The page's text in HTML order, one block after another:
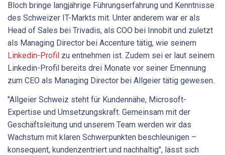
Bloch bringe langjährige Führungserfahrung und Kenntnisse
des Schweizer IT-Markts mit. Unter anderem war er als
Head of Sales bei Trivadis, als COO bei Innobit und zuletzt
als Managing Director bei Accenture tätig, wie seinem
Linkedin-Profil zu entnehmen ist. Zudem sei er laut seinem
Linkedin-Profil bereits drei Monate vor seiner Ernennung
zum CEO als Managing Director bei Allgeier tätig gewesen.
"Allgeier Schweiz steht für Kundennähe, Microsoft-
Expertise und Umsetzungskraft. Gemeinsam mit der
Geschäftsleitung und unserem Team werden wir das
Wachstum mit klaren Schwerpunkten beschleunigen –
konsequent, kundenzentriert und nachhaltig", lässt sich